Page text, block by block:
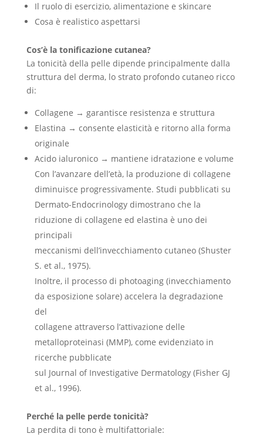
Il ruolo di esercizio, alimentazione e skincare
Cosa è realistico aspettarsi
Cos’è la tonificazione cutanea?
La tonicità della pelle dipende principalmente dalla
struttura del derma, lo strato profondo cutaneo ricco
di:
Collagene → garantisce resistenza e struttura
Elastina → consente elasticità e ritorno alla forma
originale
Acido ialuronico → mantiene idratazione e volume
Con l’avanzare dell’età, la produzione di collagene
diminuisce progressivamente. Studi pubblicati su
Dermato-Endocrinology dimostrano che la
riduzione di collagene ed elastina è uno dei
principali
meccanismi dell’invecchiamento cutaneo (Shuster
S. et al., 1975).
Inoltre, il processo di photoaging (invecchiamento
da esposizione solare) accelera la degradazione
del
collagene attraverso l’attivazione delle
metalloproteinasi (MMP), come evidenziato in
ricerche pubblicate
sul Journal of Investigative Dermatology (Fisher GJ
et al., 1996).
Perché la pelle perde tonicità?
La perdita di tono è multifattoriale: